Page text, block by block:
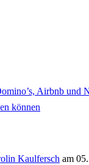
Airbnb und
können
Kaulfersch am